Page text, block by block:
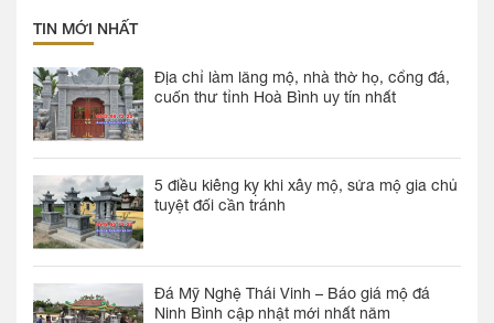
TIN MỚI NHẤT
Địa chỉ làm lăng mộ, nhà thờ họ, cổng đá,
cuốn thư tỉnh Hoà Bình uy tín nhất
5 điều kiêng kỵ khi xây mộ, sửa mộ gia chủ
tuyệt đối cần tránh
Đá Mỹ Nghệ Thái Vinh – Báo giá mộ đá
Ninh Bình cập nhật mới nhất năm